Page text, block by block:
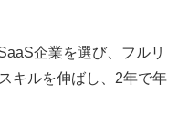
企業を選び、フルリ
キルを伸ばし、2年で年